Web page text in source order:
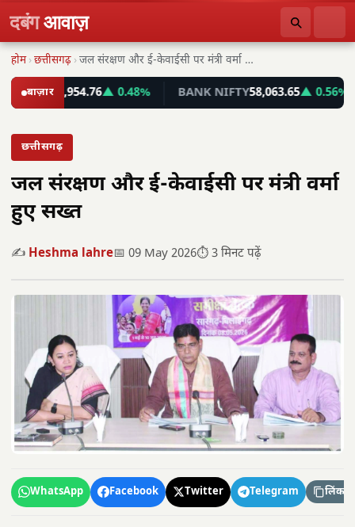
दबंगआवाज़
होम ›छत्तीसगढ़ › जल संरक्षण और ई-केवाईसी पर मंत्री वर्मा हुए…
बाज़ार
78,954.76▲ 0.48% BANK NIFTY58,063.65▲ 0.56%
छत्तीसगढ़
जल संरक्षण और ई-केवाईसी पर मंत्री वर्मा
हुए सख्त
✍️ Heshma lahre📅 09 May 2026⏱️ 3 मिनट पढ़ें
WhatsApp Facebook Twitter Telegram लिंक